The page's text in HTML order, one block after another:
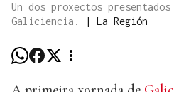
Un dos proxectos
Galiciencia.
| La Región